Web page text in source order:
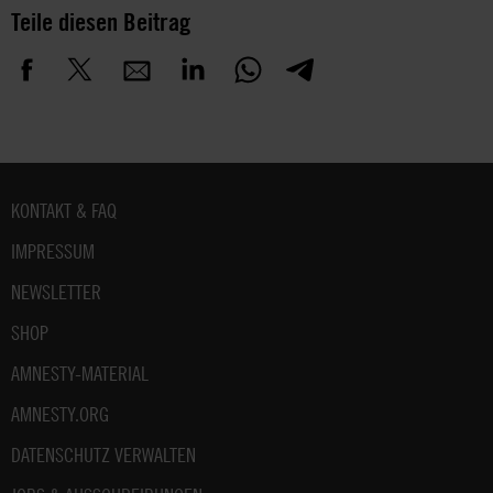
Teile diesen Beitrag
Fußbereich
KONTAKT & FAQ
IMPRESSUM
NEWSLETTER
SHOP
AMNESTY-MATERIAL
AMNESTY.ORG
DATENSCHUTZ VERWALTEN